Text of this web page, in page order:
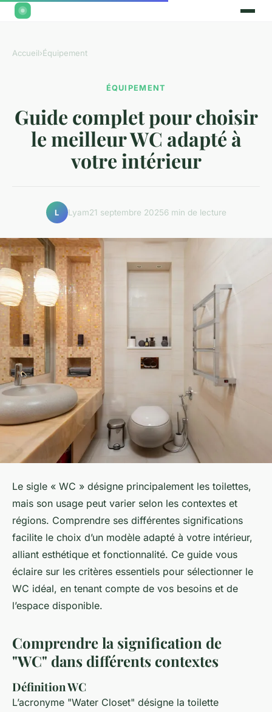
Accueil›Équipement
ÉQUIPEMENT
Guide complet pour choisir
le meilleur WC adapté à
votre intérieur
L Lyam21 septembre 20256 min de lecture
Le sigle « WC » désigne principalement les toilettes,
mais son usage peut varier selon les contextes et
régions. Comprendre ses différentes significations
facilite le choix d’un modèle adapté à votre intérieur,
alliant esthétique et fonctionnalité. Ce guide vous
éclaire sur les critères essentiels pour sélectionner le
WC idéal, en tenant compte de vos besoins et de
l’espace disponible.
Comprendre la signification de
"WC" dans différents contextes
Définition WC
L’acronyme "Water Closet" désigne la toilette